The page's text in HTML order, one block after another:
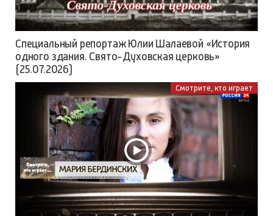
Специальный репортаж Юлии Шалаевой «История
одного здания. Свято-Духовская церковь»
(25.07.2026)
Смотрите, кто играет